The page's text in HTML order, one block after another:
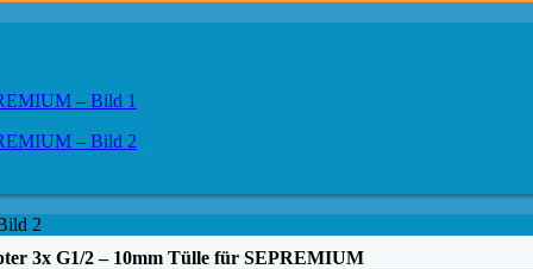
3x G1/2 – 10mm Tülle für SEPREMIUM